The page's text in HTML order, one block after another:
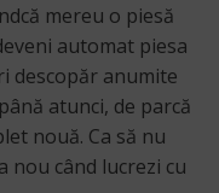
mereu o piesă
automat piesa
descopăr anumite
atunci, de parcă
nouă. Ca să nu
nou când lucrezi cu